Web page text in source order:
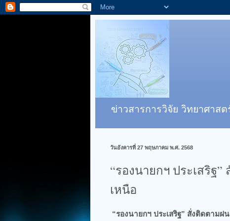
ข่าวสารการวิจัย วิทยาศาส
วันอังคารที่ 27 พฤษภาคม พ.ศ. 2568
“รองนายกฯ ประเสริ
เหนือ
“รองนายกฯ ประเสริฐ” สั่งติดตาม